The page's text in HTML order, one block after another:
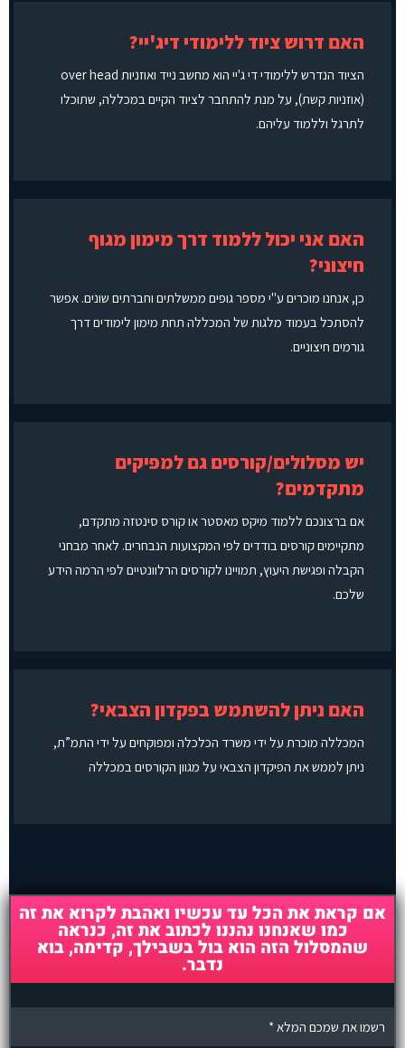
האם דרוש ציוד ללימודי דיג'יי?
הציוד הנדרש ללימודי די ג'יי הוא מחשב נייד ואוזניות over head
(אוזניות קשת), על מנת להתחבר לציוד הקיים במכללה, שתוכלו
לתרגל וללמוד עליהם.
האם אני יכול ללמוד דרך מימון מגוף
חיצוני?
כן, אנחנו מוכרים ע"י מספר גופים ממשלתים וחברתים שונים. אפשר
להסתכל בעמוד מלגות של המכללה תחת מימון לימודים דרך
גורמים חיצוניים.
יש מסלולים/קורסים גם למפיקים
מתקדמים?
אם ברצונכם ללמוד מיקס מאסטר או קורס סינטזה מתקדם,
מתקיימים קורסים בודדים לפי המקצועות הנבחרים. לאחר מבחני
הקבלה ופגישת היעוץ, תמויינו לקורסים הרלוונטיים לפי הרמה הידע
שלכם.
האם ניתן להשתמש בפקדון הצבאי?
המכללה מוכרת על ידי משרד הכלכלה ומפוקחים על ידי התמ”ת,
ניתן לממש את הפיקדון הצבאי על מגוון הקורסים במכללה
אם קראת את הכל עד עכשיו ואהבת לקרוא את זה
כמו שאנחנו נהננו לכתוב את זה, כנראה
שהמסלול הזה הוא בול בשבילך, קדימה, בוא
נדבר.